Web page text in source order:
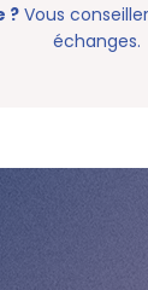
?Vous
échanges.